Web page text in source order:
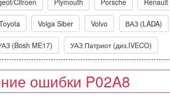
Citroen Plymouth Porsche Renault
Volga Siber Volvo ВАЗ (LADA)
(Bosh ME17) УАЗ Патриот (диз.IVECO)
ошибки P02A8